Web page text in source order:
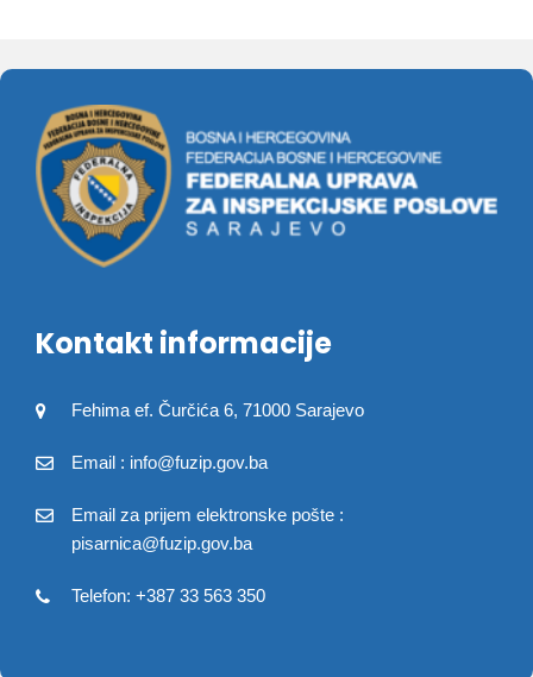
Kontakt informacije
Fehima ef. Čurčića 6, 71000 Sarajevo
Email : info@fuzip.gov.ba
Email za prijem elektronske pošte :
pisarnica@fuzip.gov.ba
Telefon: +387 33 563 350